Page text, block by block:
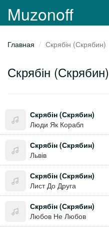
Muzonoff
Главная Скрябін (Скрябин)
Скрябін (Скрябин)
Скрябін (Скрябин)
Люди Як Корабл
Скрябін (Скрябин)
Львів
Скрябін (Скрябин)
Лист До Друга
Скрябін (Скрябин)
Любов Не Любов